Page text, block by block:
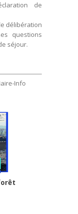
de
délibération
questions
séjour.
Info